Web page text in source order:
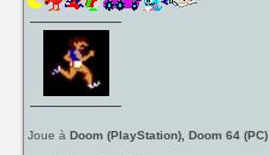
Joue àDoom (PlayStation), Doom 64 (PC)